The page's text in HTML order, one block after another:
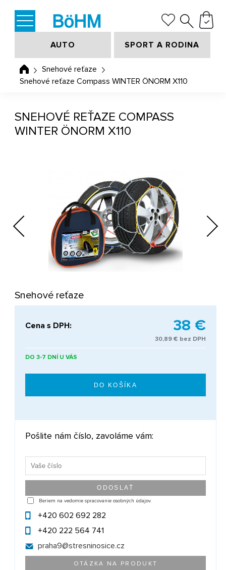
AUTO SPORT A RODINA
Snehové reťaze
Snehové reťaze Compass WINTER ÖNORM X110
Previous Next
SNEHOVÉ REŤAZE COMPASS
WINTER ÖNORM X110
Snehové reťaze
Cena s DPH: 38 €
30,89 € bez DPH
DO 3-7 DNÍ U VÁS
Pošlite nám číslo, zavoláme vám:
Beriem na vedomie spracovanie osobných údajov.
+420 602 692 282
+420 222 564 741
praha9@stresninosice.cz
OTÁZKA NA PRODUKT